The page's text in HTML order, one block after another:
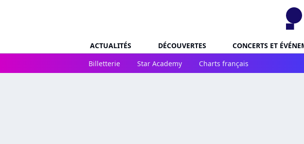
ACTUALITÉS DÉCOUVERTES CONCERTS ET
Billetterie
Star Academy Charts français